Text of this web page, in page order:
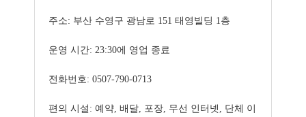
주소: 부산 수영구 광남로 151 태영빌딩 1층
운영 시간: 23:30에 영업 종료
전화번호: 0507-790-0713
편의 시설: 예약, 배달, 포장, 무선 인터넷, 단체 이